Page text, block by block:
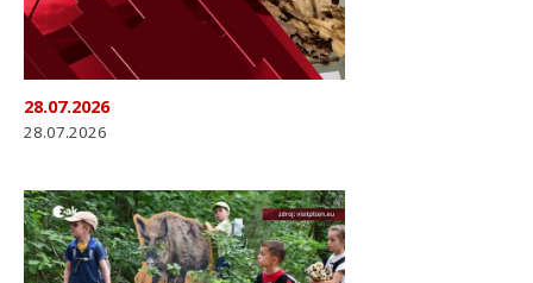
28.07.2026
28.07.2026